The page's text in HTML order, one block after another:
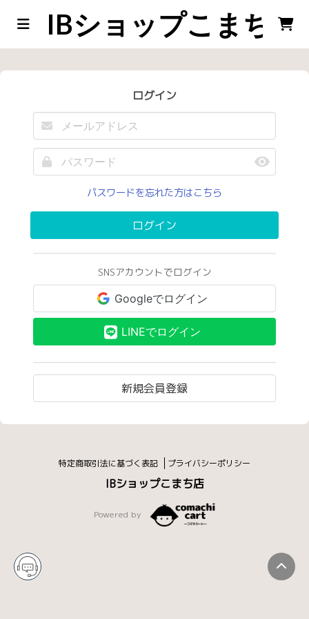
IBショップこまち店
ログイン
パスワードを忘れた方はこちら
ログイン
SNSアカウントでログイン
Googleでログイン
LINEでログイン
新規会員登録
特定商取引法に基づく表記 プライバシーポリシー
IBショップこまち店
Powered by